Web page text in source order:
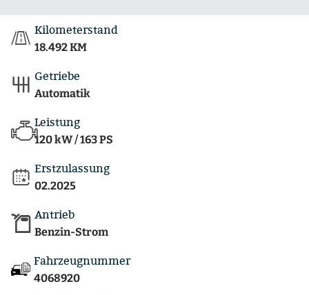
Kilometerstand
18.492 KM
Getriebe
Automatik
Leistung
120 kW / 163 PS
Erstzulassung
02.2025
Antrieb
Benzin-Strom
Fahrzeugnummer
4068920